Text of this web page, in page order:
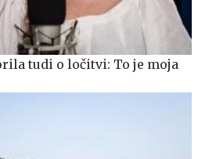
tudi o ločitvi: To je moja